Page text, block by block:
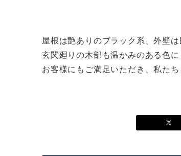
屋根は艶ありのブラック系、外壁
玄関廻りの木部も温かみのある色
お客様にもご満足いただき、私た